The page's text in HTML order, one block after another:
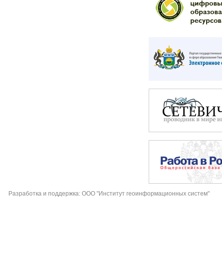
Разработка и поддержка: ООО "Институт геоинформационных систем"